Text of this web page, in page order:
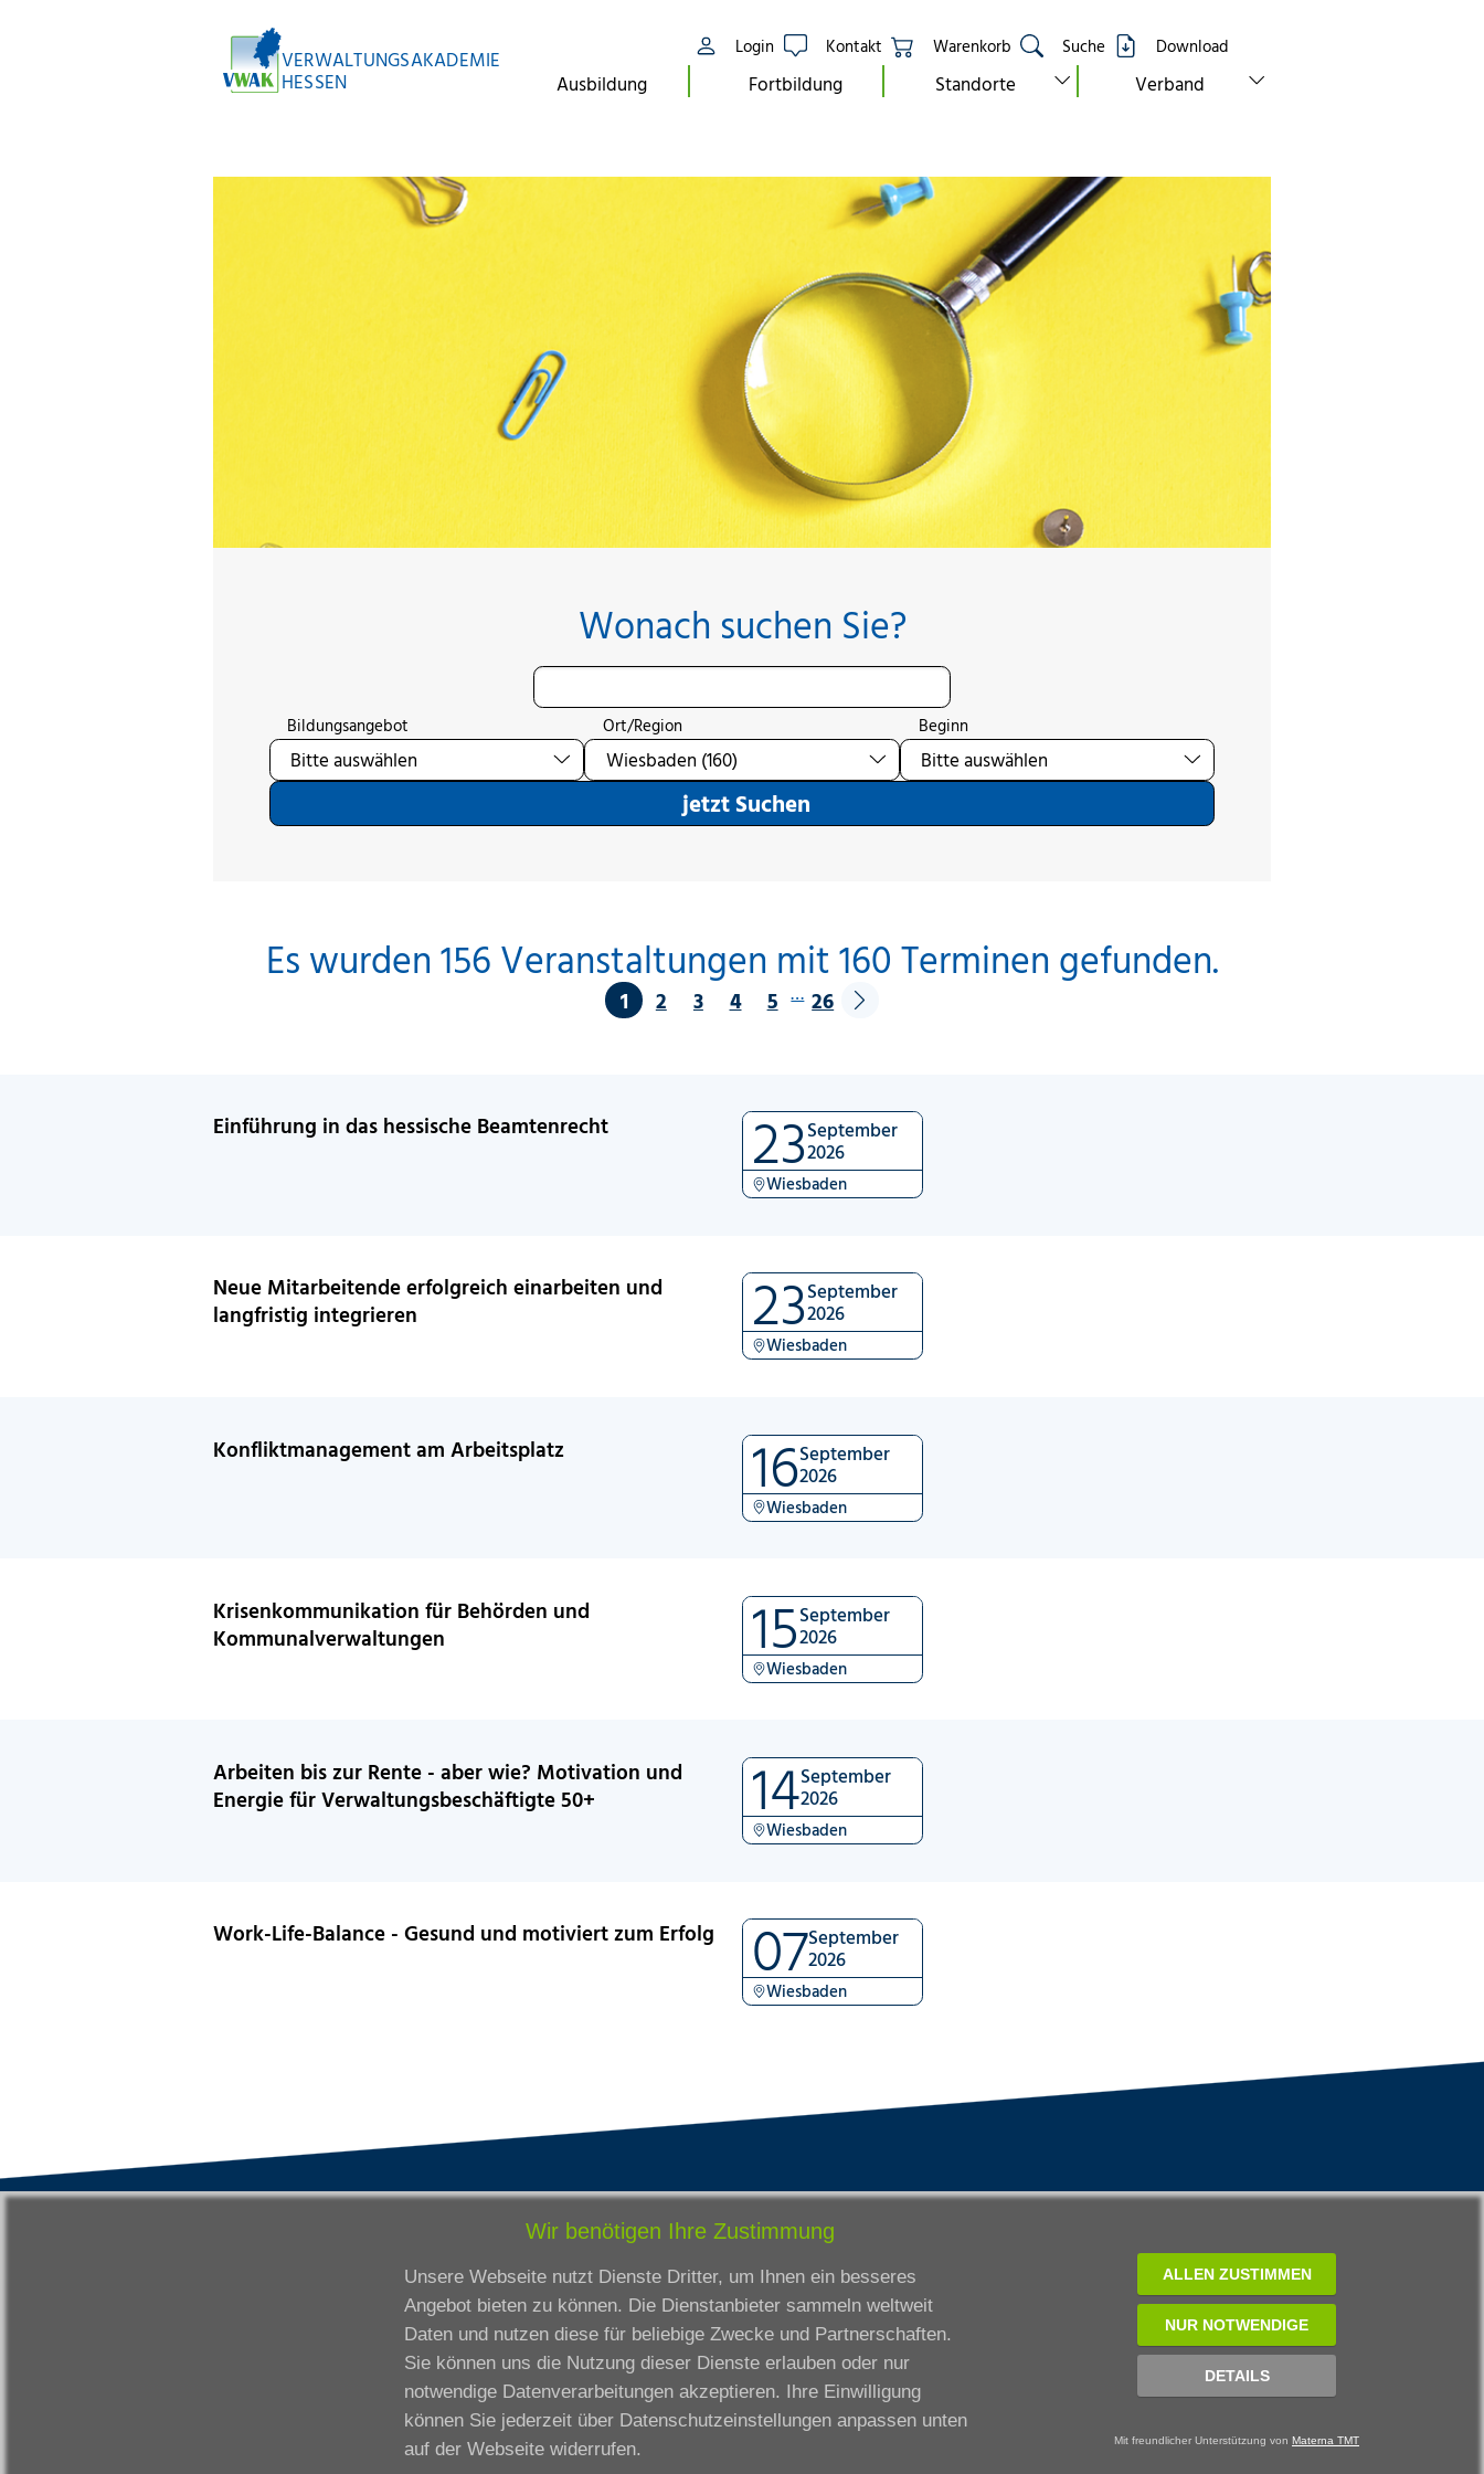
VERWALTUNGSAKADEMIE
HESSEN
Login Kontakt Warenkorb Suche Download
Ausbildung Fortbildung Standorte show submenu for “standorte”
Verband show submenu for “verband”
Wonach suchen Sie?
Bildungsangebot Ort/Region Beginn
jetzt Suchen
Es wurden 156 Veranstaltungen mit 160 Terminen gefunden.
1 2 3 4 5 … 26
Einführung in das hessische Beamtenrecht 23September
2026
Wiesbaden
Neue Mitarbeitende erfolgreich einarbeiten und
langfristig integrieren
23September
2026
Wiesbaden
Konfliktmanagement am Arbeitsplatz 16September
2026
Wiesbaden
Krisenkommunikation für Behörden und
Kommunalverwaltungen
15September
2026
Wiesbaden
Arbeiten bis zur Rente - aber wie? Motivation und
Energie für Verwaltungsbeschäftigte 50+
14September
2026
Wiesbaden
Work-Life-Balance - Gesund und motiviert zum Erfolg 07September
2026
Wiesbaden
Standorte
Darmstadt
Frankfurt am Main
Fulda
Gießen
Kassel
Wiesbaden
Fortbildungszentrum
Bildungsangebot
Ausbildung
Zertifikatslehrgänge
Fortbildung
Wir benötigen Ihre Zustimmung
Unsere Webseite nutzt Dienste Dritter, um Ihnen ein besseres
Angebot bieten zu können. Die Dienstanbieter sammeln weltweit
Daten und nutzen diese für beliebige Zwecke und Partnerschaften.
Sie können uns die Nutzung dieser Dienste erlauben oder nur
notwendige Datenverarbeitungen akzeptieren. Ihre Einwilligung
können Sie jederzeit über Datenschutzeinstellungen anpassen unten
auf der Webseite widerrufen.
ALLEN ZUSTIMMEN
NUR NOTWENDIGE
DETAILS
Mit freundlicher Unterstützung von Materna TMT